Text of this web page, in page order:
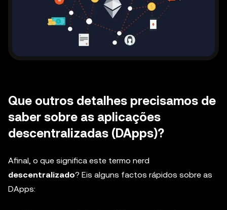
Que outros detalhes precisamos de
saber sobre as aplicações
descentralizadas (DApps)?
Afinal, o que significa este termo nerd
descentralizado? Eis alguns factos rápidos sobre as
DApps: